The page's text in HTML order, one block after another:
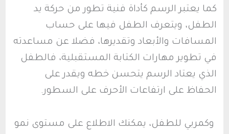
كما يعتبر الرسم كأداة فنية تطور من حركة يد
الطفل، ويتعرف الطفل فيها على حساب
المسافات والأبعاد وتقديرها، فضلا عن مساعدته
في تطوير مهارات الكتابة المستقبلية، فالطفل
الذي يعتاد الرسم يتحسن خطه ويقدر على
الحفاظ على ارتفاعات الأحرف على السطور.
وكمربي للطفل، يمكنك الاطلاع على مستوى نمو